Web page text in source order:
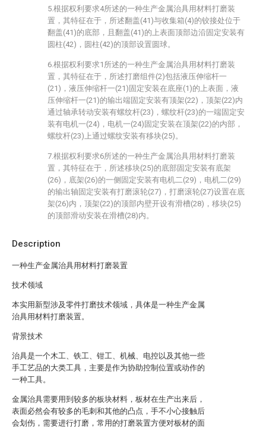
Description
一种生产金属治具用材料打磨装置
技术领域
本实用新型涉及零件打磨技术领域，具体是一种生产金属
治具用材料打磨装置。
背景技术
治具是一个木工、铁工、钳工、机械、电控以及其他一些
手工艺品的大类工具，主要是作为协助控制位置或动作的
一种工具。
金属治具需要用到较多的板块材料，板材在生产出来后，
表面必然会有较多的毛刺和其他的凸点，手不小心接触后
会划伤，需要进行打磨，常用的打磨装置方便对板材的面
5.根据权利要求4所述的一种生产金属治具用材料打磨装
置，其特征在于，所述翻盖(41)与收集箱(4)的铰接处位于
翻盖(41)的底部，且翻盖(41)的上表面顶部边沿固定安装有
圆柱(42)，圆柱(42)的顶部设置圆球。
6.根据权利要求1所述的一种生产金属治具用材料打磨装
置，其特征在于，所述打磨组件(2)包括液压伸缩杆一
(21)，液压伸缩杆一(21)固定安装在底座(1)的上表面，液
压伸缩杆一(21)的输出端固定安装有顶架(22)，顶架(22)内
通过轴承转动安装有螺纹杆(23)，螺纹杆(23)的一端固定安
装有电机一(24)，电机一(24)固定安装在顶架(22)的内部，
螺纹杆(23)上通过螺纹安装有移块(25)。
7.根据权利要求6所述的一种生产金属治具用材料打磨装
置，其特征在于，所述移块(25)的底部固定安装有底架
(26)，底架(26)的一侧固定安装有电机二(29)，电机二(29)
的输出轴固定安装有打磨滚轮(27)，打磨滚轮(27)设置在底
架(26)内，顶架(22)的顶部内壁开设有滑槽(28)，移块(25)
的顶部滑动安装在滑槽(28)内。